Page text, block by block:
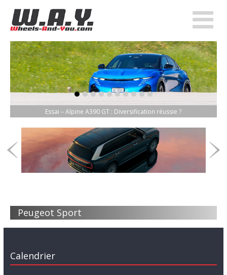
Essai – Alpine A390 GT : Diversification réussie ?
item-0
item-1
item-2
item-3
item-4
item-5
item-6
item-7
item-8
item-9
Peugeot Sport
Calendrier